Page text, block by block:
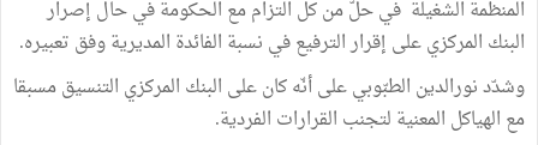
المنظمة الشغيلة في حلّ من كل التزام مع الحكومة في حال إصرار
البنك المركزي على إقرار الترفيع في نسبة الفائدة المديرية وفق تعبيره.
وشدّد نورالدين الطبّوبي على أنّه كان على البنك المركزي التنسيق مسبقا
مع الهياكل المعنية لتجنب القرارات الفردية.